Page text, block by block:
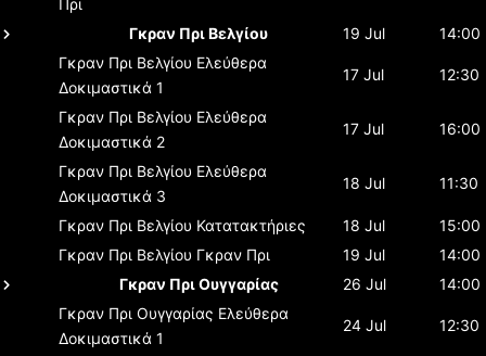
Γκραν Πρι Βελγίου
19 Jul
14:00
Γκραν Πρι Βελγίου Ελεύθερα
Δοκιμαστικά 1
17 Jul 12:30
Γκραν Πρι Βελγίου Ελεύθερα
Δοκιμαστικά 2
17 Jul 16:00
Γκραν Πρι Βελγίου Ελεύθερα
Δοκιμαστικά 3
18 Jul 11:30
Γκραν Πρι Βελγίου Κατατακτήριες 18 Jul
15:00
Γκραν Πρι Βελγίου Γκραν Πρι 19 Jul
14:00
Γκραν Πρι Ουγγαρίας
26 Jul
14:00
Γκραν Πρι Ουγγαρίας Ελεύθερα
Δοκιμαστικά 1
24 Jul 12:30